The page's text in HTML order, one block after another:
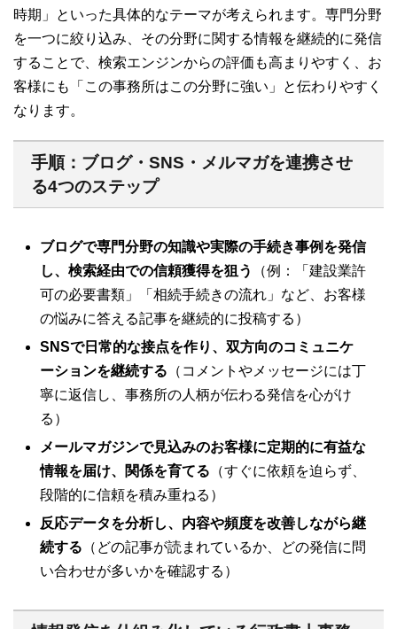
時期」といった具体的なテーマが考えられます。専門分野
を一つに絞り込み、その分野に関する情報を継続的に発信
することで、検索エンジンからの評価も高まりやすく、お
客様にも「この事務所はこの分野に強い」と伝わりやすく
なります。
手順：ブログ・SNS・メルマガを連携させ
る4つのステップ
ブログで専門分野の知識や実際の手続き事例を発信
し、検索経由での信頼獲得を狙う
（例：「建設業許
可の必要書類」「相続手続きの流れ」など、お客様
の悩みに答える記事を継続的に投稿する）
SNSで日常的な接点を作り、双方向のコミュニケ
ーションを継続する （コメントやメッセージには丁
寧に返信し、事務所の人柄が伝わる発信を心がけ
る）
メールマガジンで見込みのお客様に定期的に有益な
情報を届け、関係を育てる （すぐに依頼を迫らず、
段階的に信頼を積み重ねる）
反応データを分析し、内容や頻度を改善しながら継
続する （どの記事が読まれているか、どの発信に問
い合わせが多いかを確認する）